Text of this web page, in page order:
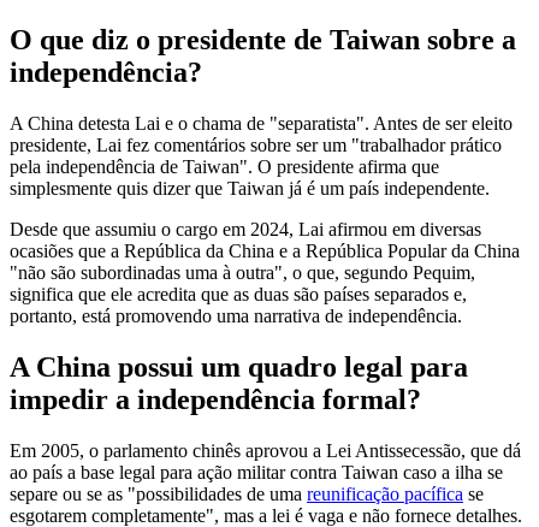
O que diz o presidente de Taiwan sobre a
independência?
A China detesta Lai e o chama de "separatista". Antes de ser eleito
presidente, Lai fez comentários sobre ser um "trabalhador prático
pela independência de Taiwan". O presidente afirma que
simplesmente quis dizer que Taiwan já é um país independente.
Desde que assumiu o cargo em 2024, Lai afirmou em diversas
ocasiões que a República da China e a República Popular da China
"não são subordinadas uma à outra", o que, segundo Pequim,
significa que ele acredita que as duas são países separados e,
portanto, está promovendo uma narrativa de independência.
A China possui um quadro legal para
impedir a independência formal?
Em 2005, o parlamento chinês aprovou a Lei Antissecessão, que dá
ao país a base legal para ação militar contra Taiwan caso a ilha se
separe ou se as "possibilidades de uma reunificação pacífica se
esgotarem completamente", mas a lei é vaga e não fornece detalhes.